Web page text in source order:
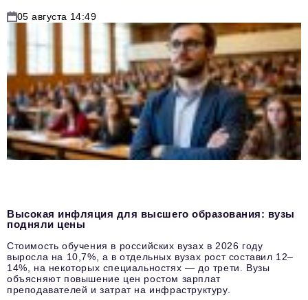
05 августа 14:49
Высокая инфляция для высшего образования: вузы
подняли цены
Стоимость обучения в российских вузах в 2026 году
выросла на 10,7%, а в отдельных вузах рост составил 12–
14%, на некоторых специальностях — до трети. Вузы
объясняют повышение цен ростом зарплат
преподавателей и затрат на инфраструктуру.